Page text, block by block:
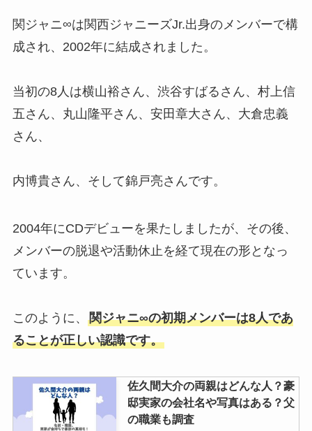
レンジはいつ・セクゾはメンカラ
変わったかも調査
ジャニーズグッズ買取！駿河屋の
評判は？口コミや持ち込みの店舗
美少年のメンカラの2024年最新
紫・青・赤は誰か紹介！
ても調査
関ジャニ∞は関西ジャニーズJr.出身のメンバーで構
成され、2002年に結成されました。
当初の8人は横山裕さん、渋谷すばるさん、村上信
五さん、丸山隆平さん、安田章大さん、大倉忠義
さん、
内博貴さん、そして錦戸亮さんです。
2004年にCDデビューを果たしましたが、その後、
メンバーの脱退や活動休止を経て現在の形となっ
ています。
このように、 関ジャニ∞の初期メンバーは8人であ
ることが正しい認識です。
佐久間大介の両親はどんな人？豪
邸実家の会社名や写真はある？父
の職業も調査